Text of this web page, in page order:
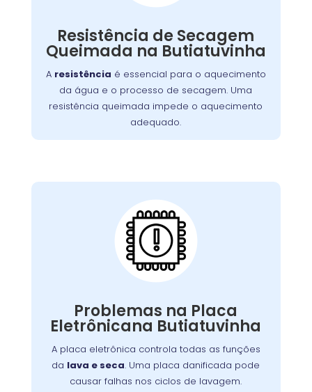
Resistência de Secagem
Queimada na Butiatuvinha
A resistência é essencial para o aquecimento
da água e o processo de secagem. Uma
resistência queimada impede o aquecimento
adequado.
A resistência de secagem é responsável pelo
aquecimento do ar dentro da
lava e seca
queimada, a máquina não seca as roupas
adequadamente. Isso pode ocorrer por
desgaste, sobrecarga ou acúmulo de fiapos.
Substituir a resistência é crucial para
restabelecer a função de secagem.
Problemas na Placa
Eletrônicana Butiatuvinha
A placa eletrônica controla todas as funções
da lava e seca. Uma placa danificada pode
causar falhas nos ciclos de lavagem.
Placa Eletrônica
Queimada:
A placa eletrônica controla todas as funções
. Uma placa danificada pode
ou na interface de controle.
Problemas
elétricos
ou picos de energia são causas
comuns. A reparação ou substituição garante
o controle adequado das funções da máquina.